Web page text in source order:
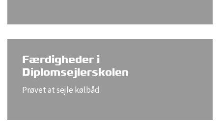
Færdigheder i
Diplomsejlerskolen
Prøvet at sejle kølbåd